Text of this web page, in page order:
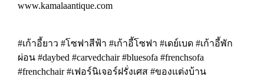
www.kamalaantique.com
#เก้าอี้ยาว #โซฟาสีฟ้า #เก้าอี้โซฟา #เดย์เบด #เก้าอี้พัก
ผ่อน #daybed #carvedchair #bluesofa #frenchsofa
#frenchchair #เฟอร์นิเจอร์ฝรั่งเศส #ของแต่งบ้าน